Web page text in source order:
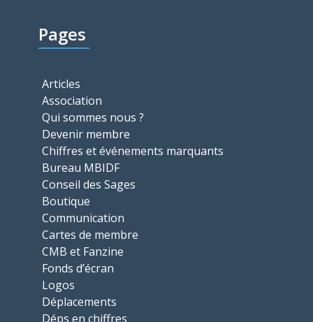
Pages
Articles
Association
Qui sommes nous ?
Devenir membre
Chiffres et événements marquants
Bureau MBIDF
Conseil des Sages
Boutique
Communication
Cartes de membre
CMB et Fanzine
Fonds d’écran
Logos
Déplacements
Déps en chiffres